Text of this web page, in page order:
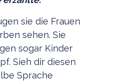
sie die Frauen
sehen. Sie
sogar Kinder
Sieh dir diesen
Sprache